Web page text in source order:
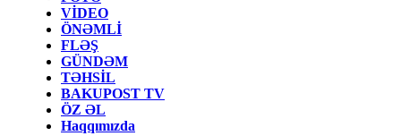
VİDEO
ÖNƏMLİ
FLƏŞ
GÜNDƏM
TƏHSİL
BAKUPOST TV
ÖZ ƏL
Haqqımızda